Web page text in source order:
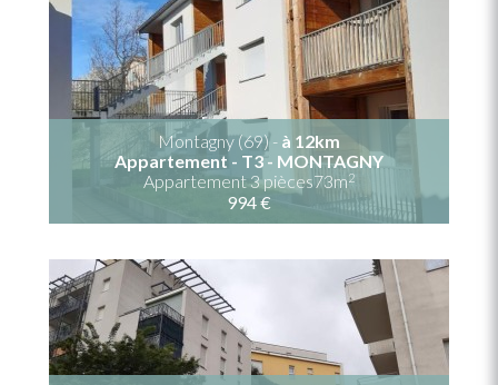
Montagny (69) - à 12km
Appartement - T3 - MONTAGNY
Appartement 3 pièces73m2
994 €